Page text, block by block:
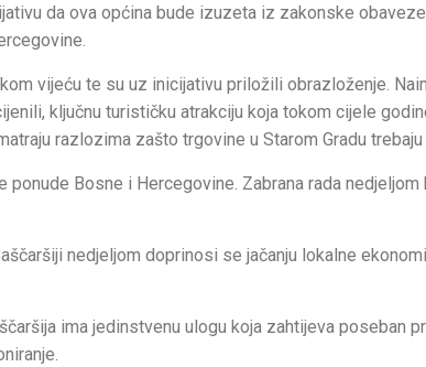
da ova općina bude izuzeta iz zakonske
vijeću te su uz inicijativu priložili obrazloženje.
ključnu turističku atrakciju koja tokom cijele
razlozima zašto trgovine u Starom Gradu
Bosne i Hercegovine. Zabrana rada
nedjeljom doprinosi se jačanju lokalne
ima jedinstvenu ulogu koja zahtijeva poseban